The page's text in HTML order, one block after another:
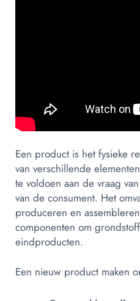
Een product is het fysieke
van verschillende
te voldoen aan de vraag
van de consument. Het
produceren en
componenten om
eindproducten.
Een nieuw product maken